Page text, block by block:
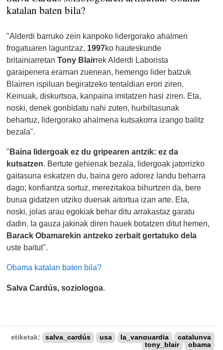
katalan baten bila?
"Alderdi barruko zein kanpoko lidergorako ahalmen
frogatuaren laguntzaz, 1997ko hauteskunde
britainiarretan Tony Blairrek Alderdi Laborista
garaipenera eraman zuenean, hemengo lider batzuk
Blairren ispiluan begiratzeko tentaldian erori ziren.
Keinuak, diskurtsoa, kanpaina imitatzen hasi ziren. Eta,
noski, denek gonbidatu nahi zuten, hurbiltasunak
behartuz, lidergorako ahalmena kutsakorra izango balitz
bezala".
"Baina lidergoak ez du gripearen antzik: ez da
kutsatzen. Bertute gehienak bezala, lidergoak jatorrizko
gaitasuna eskatzen du, baina gero adorez landu beharra
dago; konfiantza sortuz, merezitakoa bihurtzen da, bere
burua gidatzen utziko duenak aitortua izan arte. Eta,
noski, jolas arau egokiak behar ditu arrakastaz garatu
dadin. Ia gauza jakinak diren hauek botatzen ditut hemen,
Barack Obamarekin antzeko zerbait gertatuko dela
uste baitut".
Obama katalan baten bila?
Salva Cardús, soziologoa.
etiketak: salva_cardús usa la_vanguardia
catalunya
tony_blair
obama